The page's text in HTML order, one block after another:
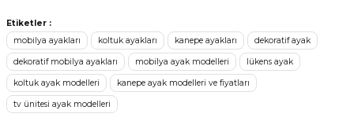
konularda yetersiz gördüğünüz noktaları öneri formunu kullanarak
tarafımıza iletebilirsiniz.
Görüş ve önerileriniz için teşekkür ederiz.
Ürün resmi kalitesiz, bozuk veya görüntülenemiyor.
Ürün açıklamasında eksik bilgiler bulunuyor.
Etiketler :
mobilya ayakları
koltuk ayakları kanepe ayakları dekoratif ayak
dekoratif mobilya ayakları mobilya ayak modelleri lükens ayak
koltuk ayak modelleri kanepe ayak modelleri ve fiyatları
tv ünitesi ayak modelleri